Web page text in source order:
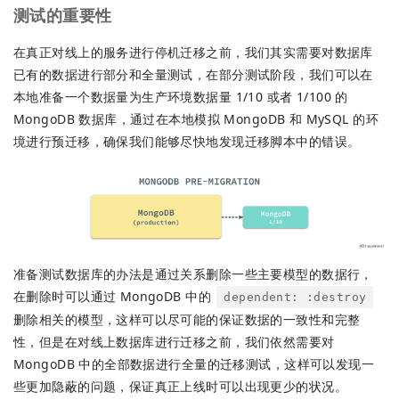
测试的重要性
在真正对线上的服务进行停机迁移之前，我们其实需要对数据库
已有的数据进行部分和全量测试，在部分测试阶段，我们可以在
本地准备一个数据量为生产环境数据量 1/10 或者 1/100 的
MongoDB 数据库，通过在本地模拟 MongoDB 和 MySQL 的环
境进行预迁移，确保我们能够尽快地发现迁移脚本中的错误。
准备测试数据库的办法是通过关系删除一些主要模型的数据行，
在删除时可以通过 MongoDB 中的
dependent: :destroy
删除相关的模型，这样可以尽可能的保证数据的一致性和完整
性，但是在对线上数据库进行迁移之前，我们依然需要对
MongoDB 中的全部数据进行全量的迁移测试，这样可以发现一
些更加隐蔽的问题，保证真正上线时可以出现更少的状况。